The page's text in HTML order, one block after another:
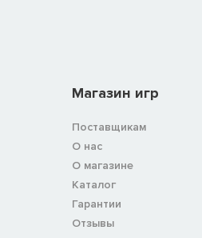
Магазин игр
Поставщикам
О нас
О магазине
Каталог
Гарантии
Отзывы